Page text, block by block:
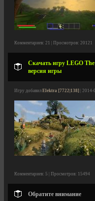
Комментариев: 21 | Просмотров: 20121
Скачать игру LEGO
версия игры
Игру добавил Elektra [7722|138] | 2014-
Комментариев: 5 | Просмотров: 15494
Обратите внимание